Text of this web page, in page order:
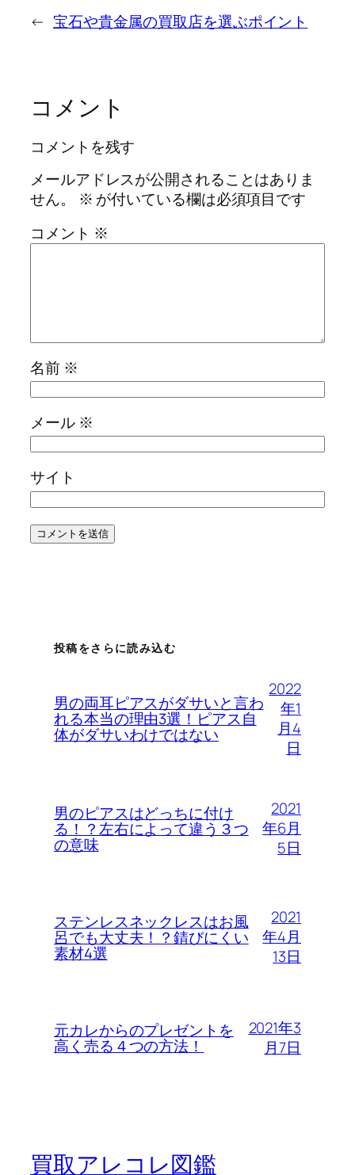
← 宝石や貴金属の買取店を選ぶポイント
コメント
コメントを残す
メールアドレスが公開されることはありま
せん。
※ が付いている欄は必須項目です
コメント ※
名前 ※
メール ※
サイト
投稿をさらに読み込む
男の両耳ピアスがダサいと言わ
れる本当の理由3選！ピアス自
体がダサいわけではない
2022
年1
月4
日
男のピアスはどっちに付け
る！？左右によって違う３つ
の意味
2021
年6月
5日
ステンレスネックレスはお風
呂でも大丈夫！？錆びにくい
素材4選
2021
年4月
13日
元カレからのプレゼントを
高く売る４つの方法！
2021年3
月7日
買取アレコレ図鑑